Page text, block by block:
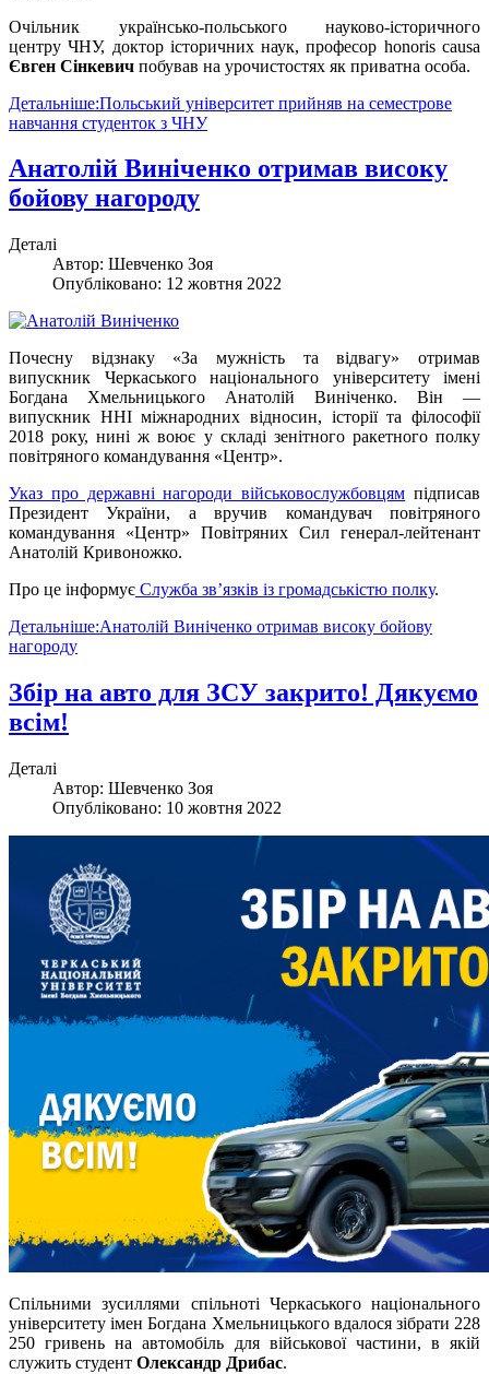
Очільник українсько-польського науково-історичного
центру ЧНУ, доктор історичних наук, професор honoris causa
Євген Сінкевич побував на урочистостях як приватна особа.
Детальніше:Польський університет прийняв на семестрове
навчання студенток з ЧНУ
Анатолій Виніченко отримав високу
бойову нагороду
Деталі
Автор: Шевченко Зоя
Опубліковано: 12 жовтня 2022
Почесну відзнаку «За мужність та відвагу» отримав
випускник Черкаського національного університету імені
Богдана Хмельницького Анатолій Виніченко. Він —
випускник ННІ міжнародних відносин, історії та філософії
2018 року, нині ж воює у складі зенітного ракетного полку
повітряного командування «Центр».
Указ про державні нагороди військовослужбовцям підписав
Президент України, а вручив командувач повітряного
командування «Центр» Повітряних Сил генерал-лейтенант
Анатолій Кривоножко.
Про це інформує Служба зв’язків із громадськістю полку.
Детальніше:Анатолій Виніченко отримав високу бойову
нагороду
Збір на авто для ЗСУ закрито! Дякуємо
всім!
Деталі
Автор: Шевченко Зоя
Опубліковано: 10 жовтня 2022
Спільними зусиллями спільноті Черкаського національного
університету імен Богдана Хмельницького вдалося зібрати 228
250 гривень на автомобіль для військової частини, в якій
служить студент Олександр Дрибас.